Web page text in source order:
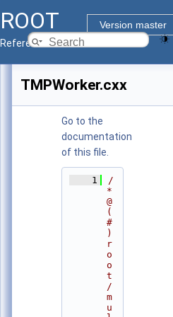
ROOT
Version master
Reference Guide
TMPWorker.cxx
Go to the
documentation
of this file.
    1
/
*
@
(
#
)
r
o
o
t
/
m
u